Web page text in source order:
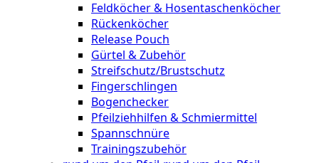
Feldköcher & Hosentaschenköcher
Rückenköcher
Release Pouch
Gürtel & Zubehör
Streifschutz/Brustschutz
Fingerschlingen
Bogenchecker
Pfeilziehhilfen & Schmiermittel
Spannschnüre
Trainingszubehör